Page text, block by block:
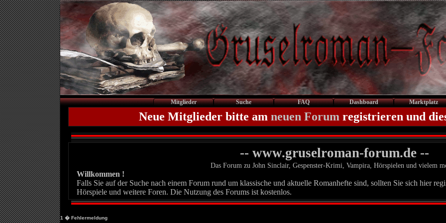
Mitglieder Suche FAQ Dashboard Marktplatz
Neue Mitglieder bitte am neuen Forum registrieren und
-- www.gruselroman-forum.de --
Das Forum zu John Sinclair, Gespenster-Krimi, Vampira, Hörspielen und vielem
Willkommen !
Falls Sie auf der Suche nach einem Forum rund um klassische und aktuelle Romanhefte sind, sollten Sie sich hier
Hörspiele und weitere Foren. Die Nutzung des Forums ist kostenlos.
1 � Fehlermeldung